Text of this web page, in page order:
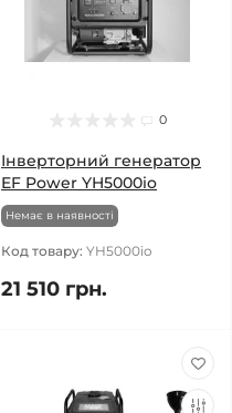
0
Інверторний генератор
EF Power YH5000io
Немає в наявності
Код товару: YH5000io
21 510 грн.